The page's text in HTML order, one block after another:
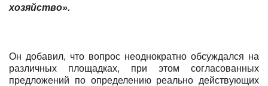
хозяйство».
Он добавил, что вопрос неоднократно обсуждался на
различных площадках, при этом согласованных
предложений по определению реально действующих